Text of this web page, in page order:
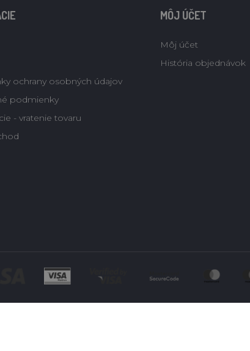
ochrany osobných údajov
podmienky
- vratenie tovaru
MÔJ ÚČET
Môj účet
História objednávok